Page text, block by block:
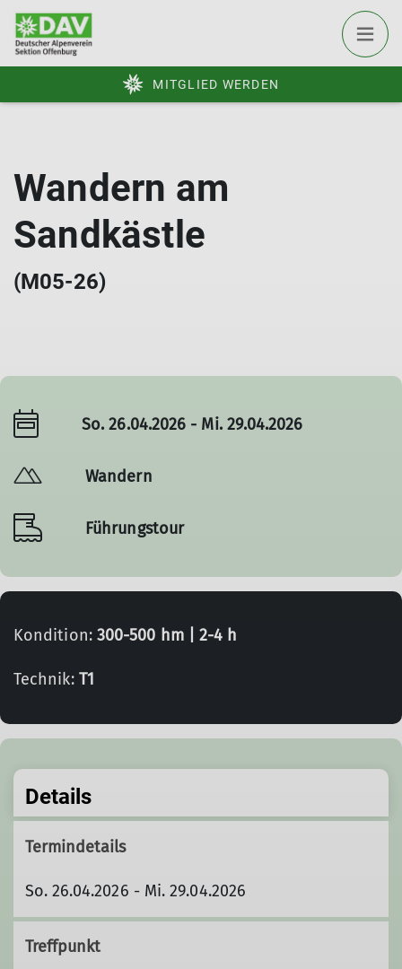
MITGLIED WERDEN
Wandern am
Sandkästle
(M05-26)
So. 26.04.2026 - Mi. 29.04.2026
Wandern
Führungstour
Kondition: 300-500 hm | 2-4 h
Technik: T1
Details
Termindetails
So. 26.04.2026 - Mi. 29.04.2026
Treffpunkt